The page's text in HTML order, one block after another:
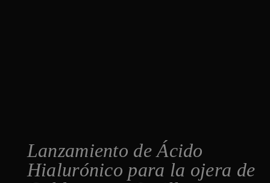
Lanzamiento de Ácido
Hialurónico para la ojera de